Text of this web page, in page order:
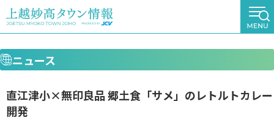
ニュース
直江津小×無印良品 郷土食「サメ」のレトルトカレー
開発